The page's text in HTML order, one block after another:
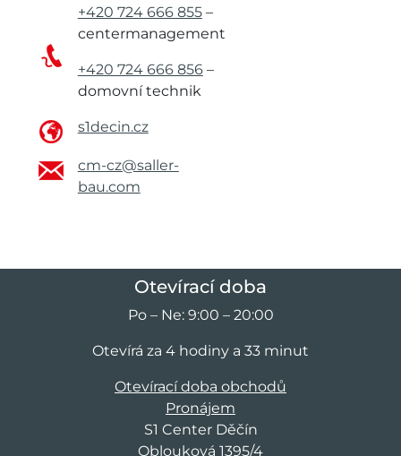
+420 724 666 855–
centermanagement
+420 724 666 856–
domovní technik
s1decin.cz
cm-cz@saller-
bau.com
Otevírací doba
Po – Ne: 9:00 – 20:00
Otevírá za 4 hodiny a 33 minut
Otevírací doba obchodů
Pronájem
S1 Center Děčín
Oblouková 1395/4